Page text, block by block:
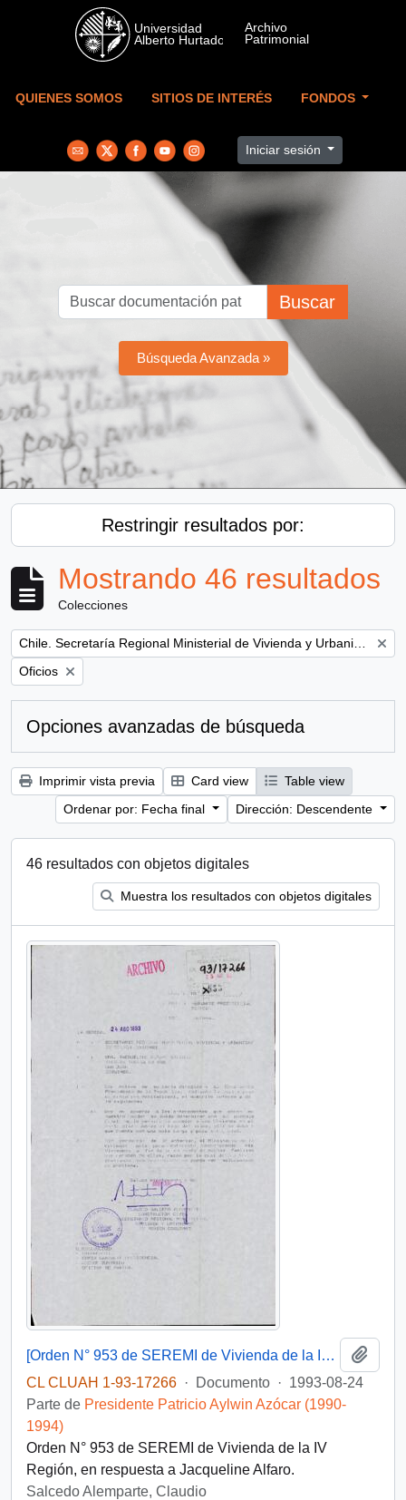
Skip to main content
QUIENES SOMOS SITIOS DE INTERÉS FONDOS
Iniciar sesión
Buscar
Búsqueda Avanzada »
Restringir resultados por:
Mostrando 46 resultados
Colecciones
Remove filter:
Remove filter:
Oficios
Opciones avanzadas de búsqueda
Imprimir vista previa Card view
Table view
Ordenar por: Fecha final
Dirección: Descendente
46 resultados con objetos digitales
Muestra los resultados con objetos digitales
[Orden N° 953 de SEREMI de Vivienda de la IV Región]
CL CLUAH 1-93-17266 · Documento · 1993-08-24
Parte de Presidente Patricio Aylwin Azócar (1990-
1994)
Orden N° 953 de SEREMI de Vivienda de la IV
Región, en respuesta a Jacqueline Alfaro.
Salcedo Alemparte, Claudio